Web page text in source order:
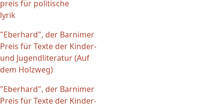
preis für politische
lyrik
"Eberhard", der Barnimer
Preis für Texte der Kinder-
und Jugendliteratur (Auf
dem Holzweg)
"Eberhard", der Barnimer
Preis für Texte der Kinder-